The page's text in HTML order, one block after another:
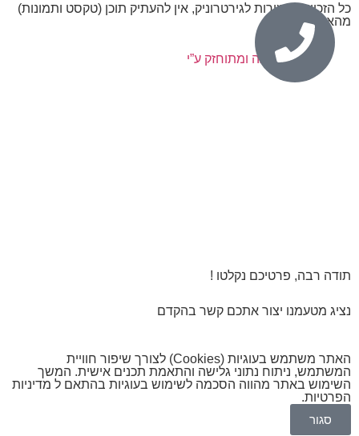
כל הזכויות שמורות לגירטרוניק, אין להעתיק תוכן (טקסט ותמונות)
מהאתר.
נבנה ומתוחזק ע”י
תודה רבה, פרטיכם נקלטו !
נציג מטעמנו יצור אתכם קשר בהקדם
האתר משתמש בעוגיות (Cookies) לצורך שיפור חוויית
המשתמש, ניתוח נתוני גלישה והתאמת תכנים אישית. המשך
השימוש באתר מהווה הסכמה לשימוש בעוגיות בהתאם למדיניות
הפרטיות.
סגור